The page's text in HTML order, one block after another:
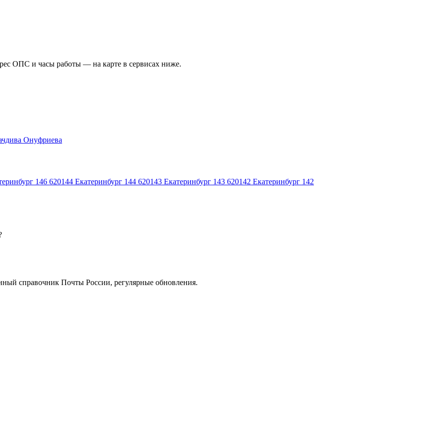
ОПС и часы работы — на карте в сервисах ниже.
Онуфриева
146 620144 Екатеринбург 144 620143 Екатеринбург 143 620142 Екатеринбург 142
справочник Почты России, регулярные обновления.